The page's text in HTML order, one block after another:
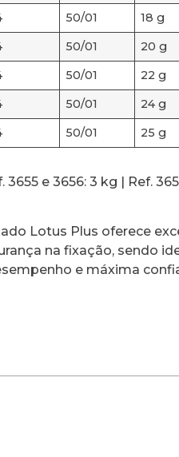
50/01
18 g
50/01
20 g
50/01
22 g
50/01
24 g
50/01 25 g
3655 e 3656: 3 kg | Ref.
Lotus Plus oferece
na fixação, sendo
e máxima